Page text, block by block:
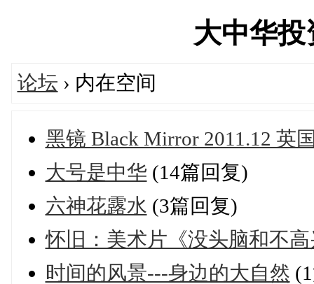
大中华
论坛 › 内在空间
黑镜 Black Mirror 2011.12 英
大号是中华(14篇回复)
六神花露水 (3篇回复)
怀旧：美术片《没头脑和不
时间的风景---身边的大自然